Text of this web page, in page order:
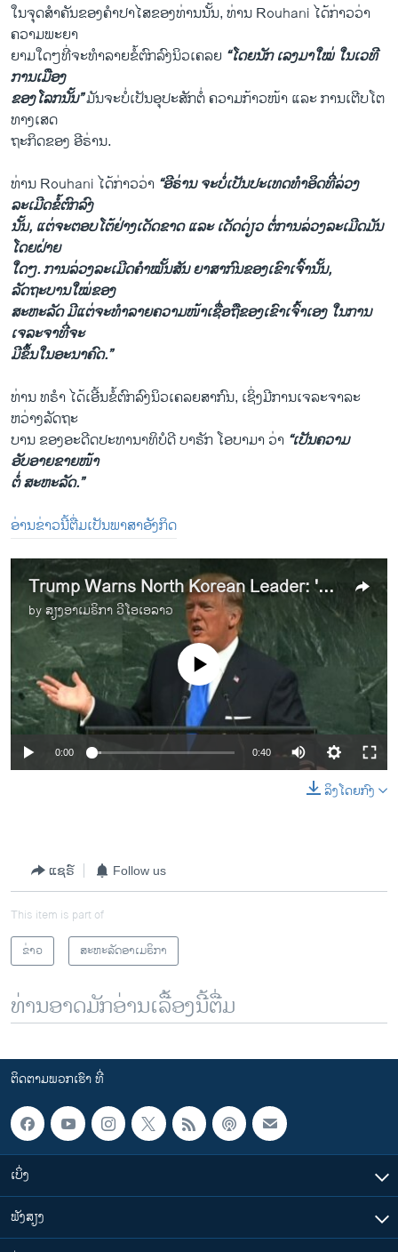
ໃນຈຸດສຳຄັນຂອງຄຳປາໄສຂອງທ່ານນັ້ນ, ທ່ານ Rouhani ໄດ້ກ່າວວ່າ
ຄວາມພະຍາ
ຍາມໃດໆທີ່ຈະທຳລາຍຂໍ້ຕົກລົງນິວເຄລຍ “ໂດຍນັກ ເລງມາໃໝ່ ໃນ​ເວທີ
ການເມືອງ
ຂອງໂລກນັ້ນ”ມັນຈະບໍ່ເປັນອຸປະສັກຕໍ່ ຄວາມກ້າວໜ້າ ແລະ ການເຕີບໂຕ
ທາງເສດ
ຖະກິດຂອງ ອີຣ່ານ.
ທ່ານ Rouhani ໄດ້ກ່າວວ່າ “ອີຣ່ານ ຈະບໍ່ເປັນປະເທດທຳອິດທີ່ລ່ວງ
ລະເມີດຂໍ້ຕົກລົງ
ນັ້ນ, ແຕ່ຈະຕອບໂຕ້ຢ່າງເດັດຂາດ ແລະ ເດັດດ່ຽວ ຕໍ່ການລ່ວງລະເມີດມັນ
ໂດຍຝ່າຍ
ໃດໆ. ການລ່ວງລະເມີດຄຳໝັ້ນສັນ ຍາສາກົນຂອງເຂົາເຈົ້ານັ້ນ,
ລັດຖະບານໃໝ່ຂອງ
ສະຫະລັດ ມີແຕ່ຈະທຳລາຍຄວາມໜ້າເຊື່ອຖືຂອງເຂົາເຈົ້າເອງ ໃນການ
ເຈລະຈາທີ່ຈະ
ມີຂຶ້ນໃນອະນາຄົດ.”
ທ່ານ ທຣຳ ໄດ້ເອີ້ນຂໍ້ຕົກລົງນິວເຄລຍສາກົນ, ເຊິ່ງມີ​ການເຈລະຈາລະ
ຫວ່າງລັດຖະ
ບານ ຂອງອະດີດປະທານາທິບໍດີ ບາຣັກ ໂອບາມາ ວ່າ “ເປັນຄວາມ
ອັບອາຍຂາຍໜ້າ
ຕໍ່ ສະຫະລັດ.”
ອ່ານຂ່າວນີ້ຕື່ມເປັນພາສາອັງກິດ
Trump Warns North Korean Leader: 'Rocket Man is on a Suicide Mission'
byສຽງອາເມຣິກາ ວີໂອເອລາວ
No media source currently available
0:00 0:40
ລິງໂດຍກົງ
ແຊຣ໌ Follow us
This item is part of
ຂ່າວ
ສະຫະລັດອາເມຣິກາ
ທ່ານອາດມັກອ່ານເລື້ອງນີ້ຕື່ມ
ຕິດຕາມພວກເຮົາ ທີ່
ເບິ່ງ
ຟັງສຽງ